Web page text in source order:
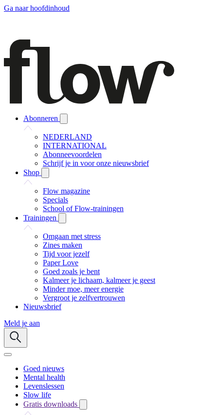
Ga naar hoofdinhoud
Abonneren
NEDERLAND
INTERNATIONAL
Abonneevoordelen
Schrijf je in voor onze nieuwsbrief
Shop
Flow magazine
Specials
School of Flow-trainingen
Trainingen
Omgaan met stress
Zines maken
Tijd voor jezelf
Paper Love
Goed zoals je bent
Kalmeer je lichaam, kalmeer je geest
Minder moe, meer energie
Vergroot je zelfvertrouwen
Nieuwsbrief
Meld je aan
Goed nieuws
Mental health
Levenslessen
Slow life
Gratis downloads